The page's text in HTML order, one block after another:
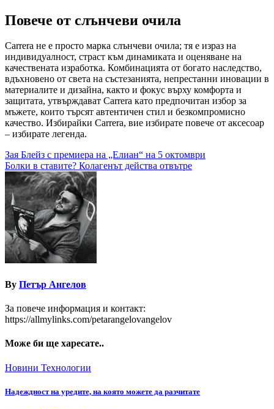
Повече от слънчеви очила
Carrera не е просто марка слънчеви очила; тя е израз на
индивидуалност, страст към динамиката и оценяване на
качествената изработка. Комбинацията от богато наследство,
вдъхновено от света на състезанията, непрестанни иновации в
материалите и дизайна, както и фокус върху комфорта и
защитата, утвърждават Carrera като предпочитан избор за
мъжете, които търсят автентичен стил и безкомпромисно
качество. Избирайки Carrera, вие избирате повече от аксесоар
– избирате легенда.
Навигация
Зая Блейз с премиера на „Елиан“ на 5 октомври
Болки в ставите? Колагенът действа отвътре
By Петър Ангелов
За повече информация и контакт:
https://allmylinks.com/petarangelovangelov
Може би ще харесате..
Новини Технологии
Надеждност на уредите, на която можете да разчитате